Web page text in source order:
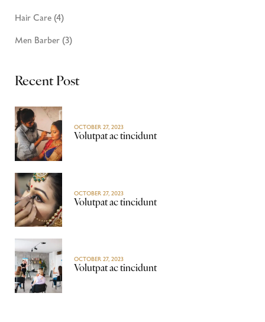
Hair Care (4)
Men Barber (3)
Recent Post
OCTOBER 27, 2023
Volutpat ac tincidunt
OCTOBER 27, 2023
Volutpat ac tincidunt
OCTOBER 27, 2023
Volutpat ac tincidunt